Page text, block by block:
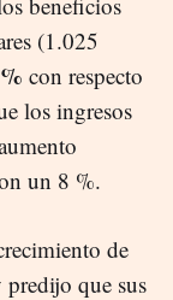
(1.025
con respecto
los ingresos
un 8 %.
de
predijo que sus